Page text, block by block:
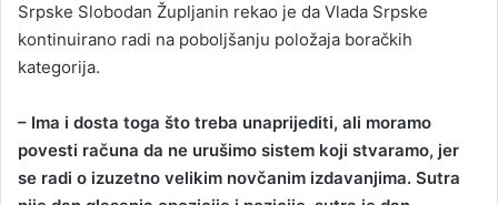
Srpske Slobodan Župljanin rekao je da Vlada Srpske
kontinuirano radi na poboljšanju položaja boračkih
kategorija.
– Ima i dosta toga što treba unaprijediti, ali moramo
povesti računa da ne urušimo sistem koji stvaramo, jer
se radi o izuzetno velikim novčanim izdavanjima. Sutra